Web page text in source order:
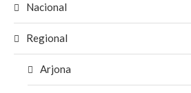
Nacional
Regional
Arjona